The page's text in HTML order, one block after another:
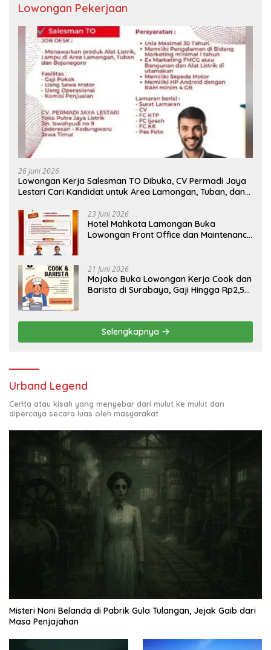
Lowongan Pekerjaan
26 Juni 2026
Lowongan Kerja Salesman TO Dibuka, CV Permadi Jaya
Lestari Cari Kandidat untuk Area Lamongan, Tuban, dan
23 Juni 2026
Hotel Mahkota Lamongan Buka
Lowongan Front Office dan Maintenance
21 Juni 2026
Mojako Buka Lowongan Kerja Cook dan
Barista di Surabaya, Gaji Hingga Rp2,5
Selengkapnya
Urband Legend
Cerita atau kisah yang menyebar dari mulut ke mulut dan
dipercaya secara luas oleh masyarakat
Misteri Noni Belanda di Pabrik Gula Tulangan, Jejak Gaib dari
Masa Penjajahan